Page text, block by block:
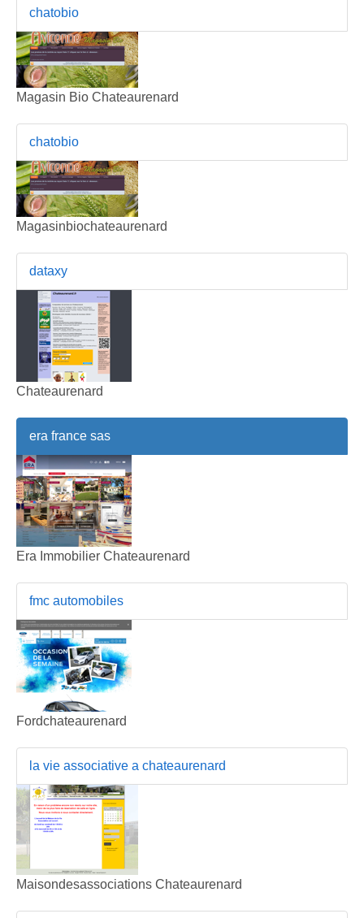
chatobio
Magasin Bio Chateaurenard
chatobio
Magasinbiochateaurenard
dataxy
Chateaurenard
era france sas
Era Immobilier Chateaurenard
fmc automobiles
Fordchateaurenard
la vie associative a chateaurenard
Maisondesassociations Chateaurenard